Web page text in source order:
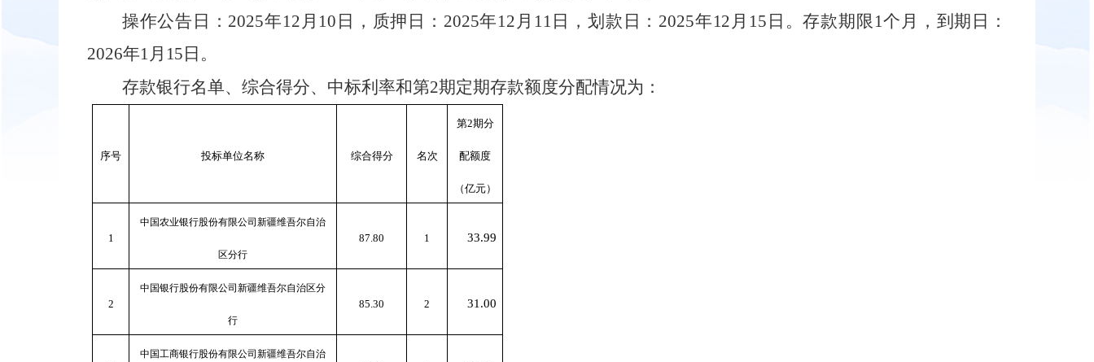
操作公告日： 2025年12月10日，质押日：2025年12月11日，划款日：2025年12月15日。存款期限1个月，到期日：
2026年1月15日。
存款银行名单、综合得分、中标利率和第2期定期存款额度分配情况为：
序号 投标单位名称 综合得分 名次
第2期分
配额度
（亿元）
1
中国农业银行股份有限公司新疆维吾尔自治
区分行
87.80 1 33.99
2
中国银行股份有限公司新疆维吾尔自治区分
行
85.30 2 31.00
中国工商银行股份有限公司新疆维吾尔自治